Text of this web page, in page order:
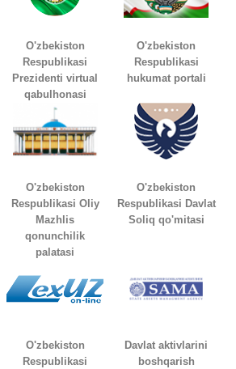
O'zbekiston
Respublikasi
Prezidenti virtual
qabulhonasi
O'zbekiston
Respublikasi
hukumat portali
O'zbekiston
Respublikasi Oliy
Mazhlis
qonunchilik
palatasi
O'zbekiston
Respublikasi Davlat
Soliq qo'mitasi
O'zbekiston
Respublikasi
Davlat aktivlarini
boshqarish